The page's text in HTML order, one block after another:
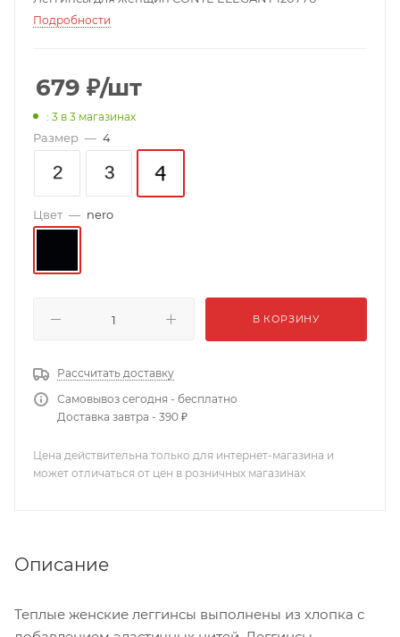
Подробности
679 ₽/шт
: 3 в 3 магазинах
Размер — 4
Цвет — nero
В КОРЗИНУ
Рассчитать доставку
Самовывоз сегодня - бесплатно
Доставка завтра - 390 ₽
Цена действительна только для интернет-магазина и
может отличаться от цен в розничных магазинах
Описание
Теплые женские леггинсы выполнены из хлопка с